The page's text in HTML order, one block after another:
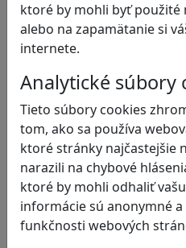
ktoré by mohli byť použité
alebo na zapamätanie si
internete.
Analytické súbory
Tieto súbory cookies
tom, ako sa používa
ktoré stránky najčastejšie
narazili na chybové
ktoré by mohli odhaliť
informácie sú anonymné
funkčnosti webových
Bezpečnosť na
Čítanie s porozumením
Digitálna rovnováha
Globálne vzdelávanie
Kreativita
Kritické myslenie
Kyberšikana
Logické myslenie
Ľudské práva a
Motorika a
Programovanie/